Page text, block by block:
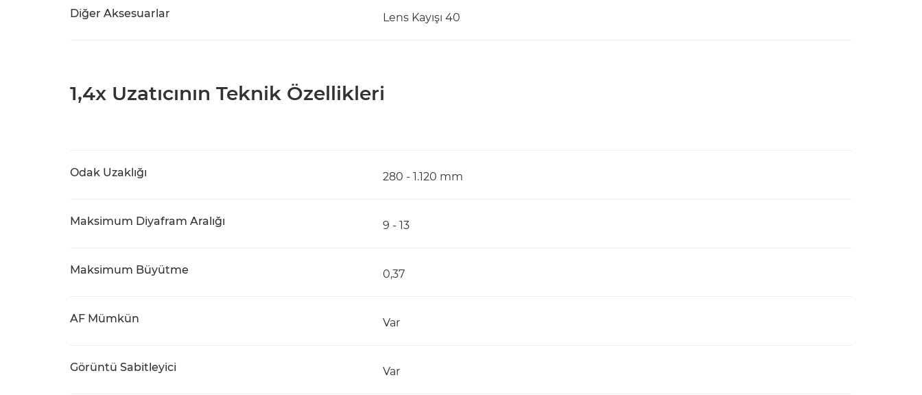
Diğer Aksesuarlar Lens Kayışı 40
1,4x Uzatıcının Teknik Özellikleri
Odak Uzaklığı 280 - 1.120 mm
Maksimum Diyafram Aralığı 9 - 13
Maksimum Büyütme 0,37
AF Mümkün Var
Görüntü Sabitleyici Var